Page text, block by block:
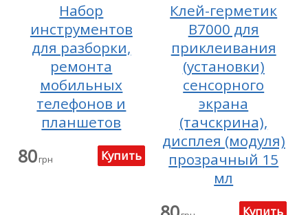
Набор
инструментов
для разборки,
ремонта
мобильных
телефонов и
планшетов
80грн
Клей-герметик
B7000 для
приклеивания
(установки)
сенсорного
экрана
(тачскрина),
дисплея (модуля)
прозрачный 15
мл